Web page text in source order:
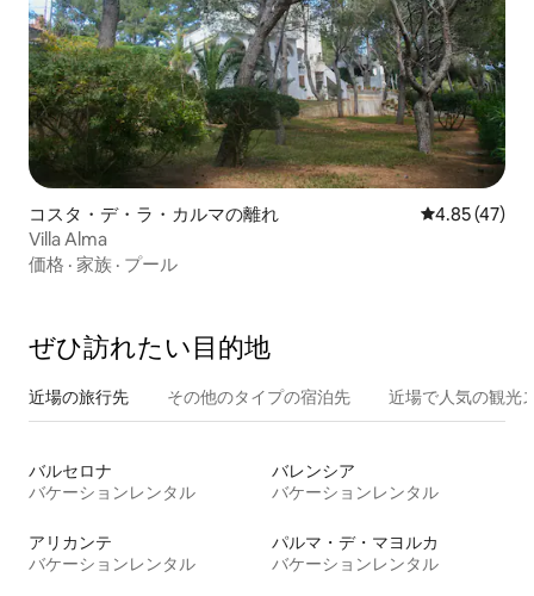
コスタ・デ・ラ・カルマの離れ レビュー47
4.85 (47)
Villa Alma
価格 · 家族 · プール
ぜひ訪⁠れ⁠た⁠い目⁠的⁠地
近場の旅行先 その他のタ⁠イ⁠プ⁠の宿⁠泊⁠先 近場で人気の観光
バルセロナ
バケーションレンタル
バレンシア
バケーションレンタル
アリカンテ
バケーションレンタル
パルマ・デ・マヨルカ
バケーションレンタル